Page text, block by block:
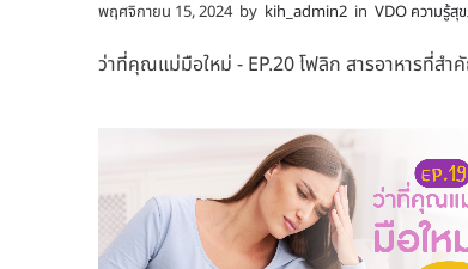
พฤศจิกายน 15, 2024 by kih_admin2 in VDO ความรู้สุ
ว่าที่คุณแม่มือใหม่ - EP.20 โฟลิก สารอาหารที่ส